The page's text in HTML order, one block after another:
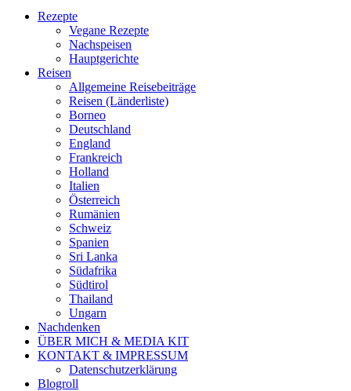
Rezepte
Vegane Rezepte
Nachspeisen
Hauptgerichte
Reisen
Allgemeine Reisebeiträge
Reisen (Länderliste)
Borneo
Deutschland
England
Frankreich
Holland
Italien
Österreich
Rumänien
Schweiz
Spanien
Sri Lanka
Südafrika
Südtirol
Thailand
Ungarn
Nachdenken
ÜBER MICH & MEDIA KIT
KONTAKT & IMPRESSUM
Datenschutzerklärung
Blogroll